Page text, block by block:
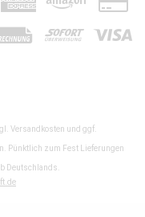
Versandkosten und ggf.
Pünktlich zum Fest Lieferungen
Deutschlands.